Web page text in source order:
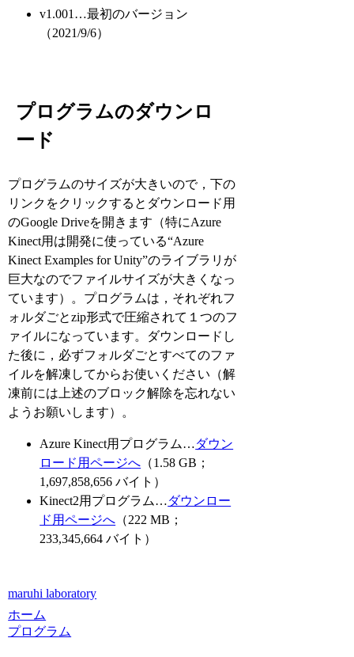
v1.001…最初のバージョン
（2021/9/6）
プログラムのダウンロ
ード
プログラムのサイズが大きいので，下の
リンクをクリックするとダウンロード用
のGoogle Driveを開きます（特にAzure
Kinect用は開発に使っている“Azure
Kinect Examples for Unity”のライブラリが
巨大なのでファイルサイズが大きくなっ
ています）。プログラムは，それぞれフ
ォルダごとzip形式で圧縮されて１つのフ
ァイルになっています。ダウンロードし
た後に，必ずフォルダごとすべてのファ
イルを解凍してからお使いください（解
凍前には上述のブロック解除を忘れない
ようお願いします）。
Azure Kinect用プログラム…ダウン
ロード用ページへ （1.58 GB；
1,697,858,656 バイト）
Kinect2用プログラム…ダウンロー
ド用ページへ （222 MB；
233,345,664 バイト）
maruhi laboratory
ホーム
プログラム